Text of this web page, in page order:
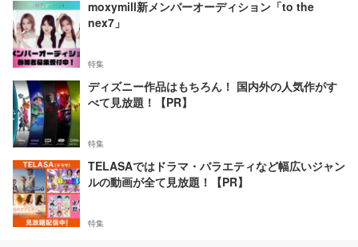
moxymill新メンバーオーディション「to the
nex7」
特集
ディズニー作品はもちろん！ 国内外の人気作がす
べて見放題！【PR】
特集
TELASAではドラマ・バラエティなど幅広いジャン
ルの動画が全て見放題！【PR】
特集